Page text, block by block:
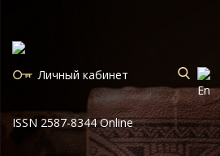
Личный кабинет
ISSN 2587-8344 Online